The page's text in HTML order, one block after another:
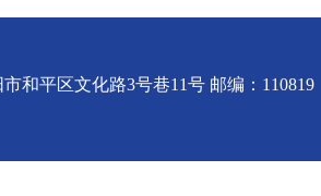
和平区文化路3号巷11号 邮编：110819